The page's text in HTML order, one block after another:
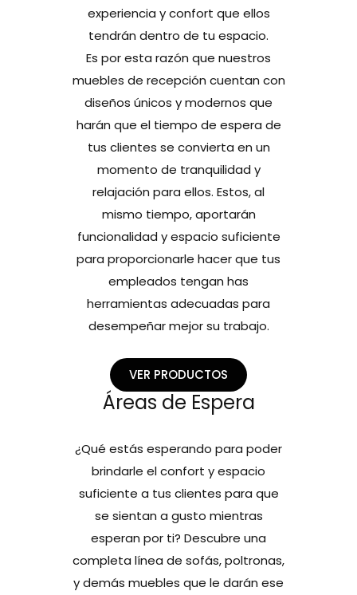
experiencia y confort que ellos
tendrán dentro de tu espacio.
Es por esta razón que nuestros
muebles de recepción cuentan con
diseños únicos y modernos que
harán que el tiempo de espera de
tus clientes se convierta en un
momento de tranquilidad y
relajación para ellos. Estos, al
mismo tiempo, aportarán
funcionalidad y espacio suficiente
para proporcionarle hacer que tus
empleados tengan has
herramientas adecuadas para
desempeñar mejor su trabajo.
VER PRODUCTOS
Áreas de Espera
¿Qué estás esperando para poder
brindarle el confort y espacio
suficiente a tus clientes para que
se sientan a gusto mientras
esperan por ti? Descubre una
completa línea de sofás, poltronas,
y demás muebles que le darán ese